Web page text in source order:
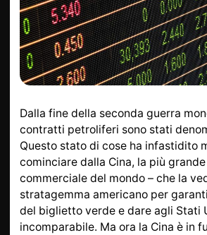
INVESTIRE
NEGOZIO
DA SAPERE
ORO
STATO
JOBS
DEFR
Dalla fine della seconda guerra
contratti petroliferi sono stati
Questo stato di cose ha infastidito
cominciare dalla Cina, la più
commerciale del mondo – che la
stratagemma americano per
del biglietto verde e dare agli Stati
incomparabile. Ma ora la Cina è in